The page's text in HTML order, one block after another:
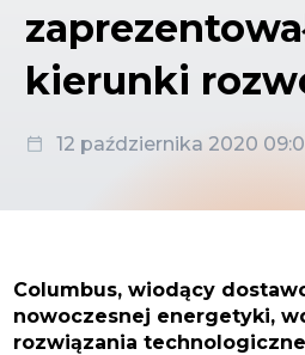
kierunki
12 października 2020
Columbus, wiodący
nowoczesnej energetyki,
rozwiązania